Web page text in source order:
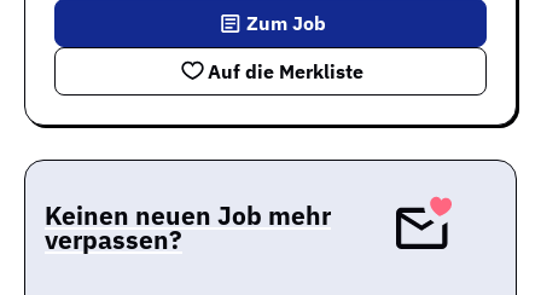
Auf die Merkliste
Zum Job
Keinen neuen Job mehr
verpassen?